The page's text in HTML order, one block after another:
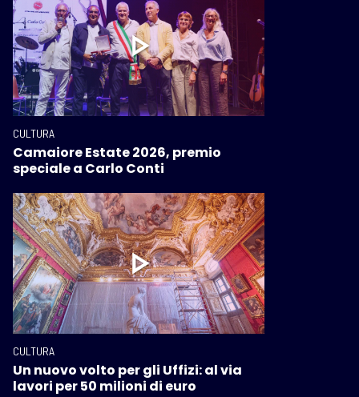
CULTURA
Camaiore Estate 2026, premio
speciale a Carlo Conti
CULTURA
Un nuovo volto per gli Uffizi: al via
lavori per 50 milioni di euro